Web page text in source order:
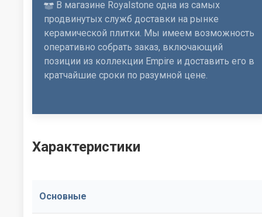
В магазине Royalstone одна из самых
продвинутых служб доставки на рынке
керамической плитки. Мы имеем возможность
оперативно собрать заказ, включающий
позиции из коллекции Empire и доставить его в
кратчайшие сроки по разумной цене.
Характеристики
Основные